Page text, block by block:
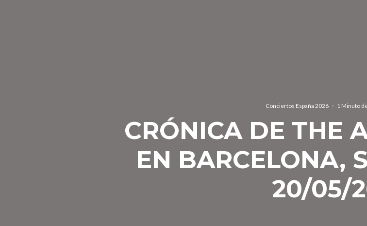
Conciertos España 2026 · 1 Minuto
CRÓNICA DE THE
EN BARCELONA,
20/05/